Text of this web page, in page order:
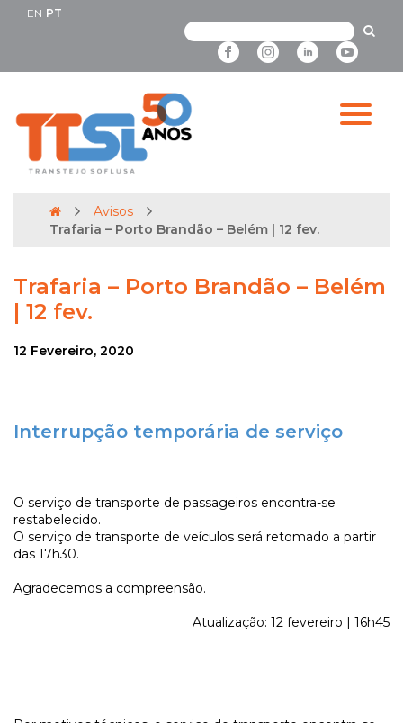
EN PT
Avisos
Trafaria – Porto Brandão – Belém | 12 fev.
Trafaria – Porto Brandão – Belém
| 12 fev.
12 Fevereiro, 2020
Interrupção temporária de serviço
O serviço de transporte de passageiros encontra-se
restabelecido.
O serviço de transporte de veículos será retomado a partir
das 17h30.
Agradecemos a compreensão.
Atualização: 12 fevereiro | 16h45